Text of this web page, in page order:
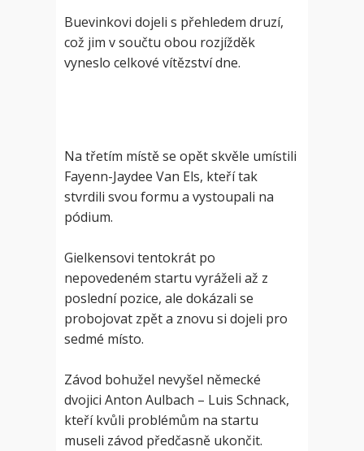
Buevinkovi dojeli s přehledem druzí,
což jim v součtu obou rozjížděk
vyneslo celkové vítězství dne.
Na třetím místě se opět skvěle umístili
Fayenn-Jaydee Van Els, kteří tak
stvrdili svou formu a vystoupali na
pódium.
Gielkensovi tentokrát po
nepovedeném startu vyráželi až z
poslední pozice, ale dokázali se
probojovat zpět a znovu si dojeli pro
sedmé místo.
Závod bohužel nevyšel německé
dvojici Anton Aulbach – Luis Schnack,
kteří kvůli problémům na startu
museli závod předčasně ukončit.